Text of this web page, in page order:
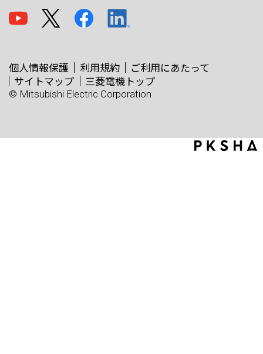
個人情報保護 利用規約
ご利用にあたって
サイトマップ
三菱電機トップ
© Mitsubishi Electric Corporation